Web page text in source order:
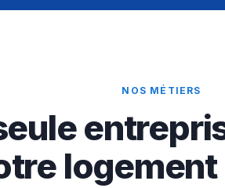
NOS MÉTIERS
logement